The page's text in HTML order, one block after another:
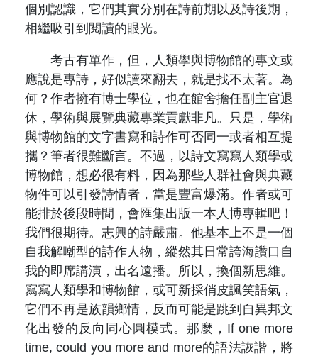
個別認識，它們其實分別在詩前期以及詩後期，
相繼吸引到閱讀的眼光。
考古有單作，但，人類學與博物館的專文或
應說是專詩，好似讀來翻去，就是找不太著。為
何？作者擁有博士學位，也在館舍擔任副主官退
休，學術與展覽典藏專業貢獻非凡。只是，學術
與博物館的文字書寫和詩作可否同一或者相互提
攜？筆者很難斷言。不過，以詩文寫寫人類學或
博物館，想必很有料，因為那些人群社會與典藏
物件可以引發詩情者，當是豐富爆滿。作者或可
能排於後段時間，會匯集出版一本人博專輯吧！
我們很期待。志興的詩嚴肅。他基本上不是一個
自我解嘲型的詩作人物，縱然其日常誇海讚口自
我的即席講演，出名遠播。所以，換個新思維。
寫寫人類學和博物館，或可新採俏皮諷笑語氣，
它們不再是族韻鄉情，反而可能是跳到自異邦文
化出發的反向同心圓模式。那麼，If one more
time, could you more and more的語法詼諧，將